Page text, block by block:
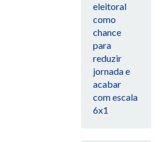
eleitoral
como
chance
para
reduzir
jornada e
acabar
com escala
6x1